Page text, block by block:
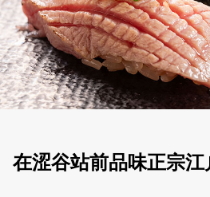
在涩谷站前品味正宗江